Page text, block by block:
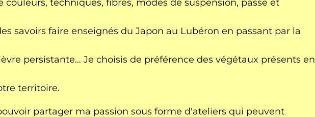
couleurs, techniques, fibres, modes de suspension, passé et
savoirs faire enseignés du Japon au Lubéron en passant par la
persistante… Je choisis de préférence des végétaux présents en
territoire.
partager ma passion sous forme d'ateliers qui peuvent